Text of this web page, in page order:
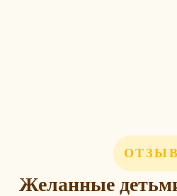
Желанные